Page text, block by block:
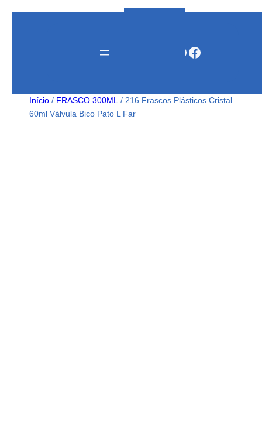
Facebook
Início/ FRASCO 300ML / 216 Frascos Plásticos Cristal
60ml Válvula Bico Pato L Far